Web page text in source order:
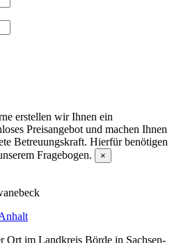
erstellen wir Ihnen ein
Preisangebot und machen Ihnen
Betreuungskraft. Hierfür benötigen
Fragebogen.
×
Ort im Landkreis Börde in Sachsen-